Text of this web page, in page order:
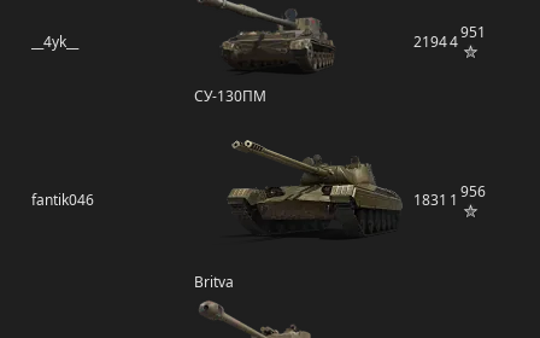
__4yk__
СУ-130ПМ
21944951
fantik046
Britva
1831 1 956